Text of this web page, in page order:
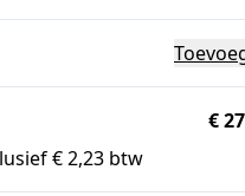
€
€ 2,23 btw